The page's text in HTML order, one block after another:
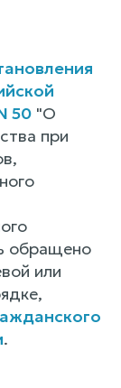
50 "О
при
обращено
или
.